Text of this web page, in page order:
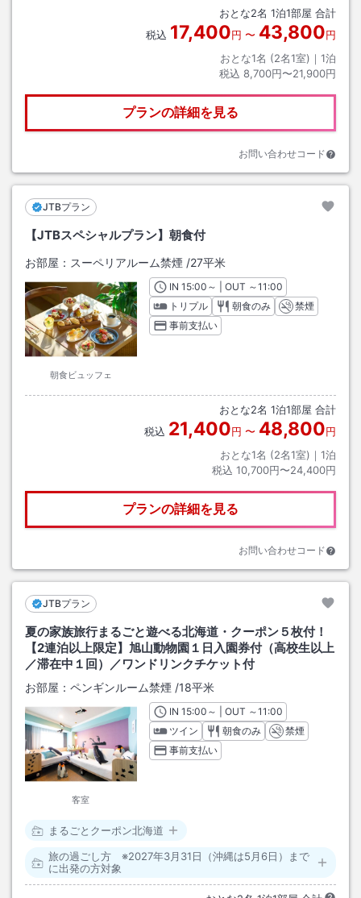
おとな2名 1泊1部屋 合計
税込 17,400円 〜 43,800円
おとな1名 (2名1室)｜ 1泊
税込 8,700円〜21,900円
プランの詳細を見る
お問い合わせコード
JTBプラン
【JTBスペシャルプラン】朝食付
お部屋： スーペリアルーム禁煙 /27平米
朝食ビュッフェ
INチェックイン
15:00 ～ | OUT チェックアウト
～11:00
トリプル
朝食のみ
禁煙
事前支払い
おとな2名 1泊1部屋 合計
税込 21,400円 〜 48,800円
おとな1名 (2名1室)｜ 1泊
税込 10,700円〜24,400円
プランの詳細を見る
お問い合わせコード
JTBプラン
夏の家族旅行まるごと遊べる北海道・クーポン５枚付！
【2連泊以上限定】旭山動物園１日入園券付（高校生以上
／滞在中１回）／ワンドリンクチケット付
お部屋： ペンギンルーム禁煙 /18平米
客室
INチェックイン
15:00 ～ | OUT チェックアウト
～11:00
ツイン
朝食のみ
禁煙
事前支払い
まるごとクーポン北海道
旅の過ごし方 ※2027年3月31日（沖縄は5月6日）まで
に出発の方対象